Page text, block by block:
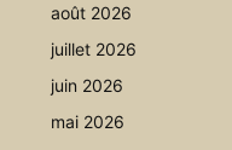
août 2026
juillet 2026
juin 2026
mai 2026